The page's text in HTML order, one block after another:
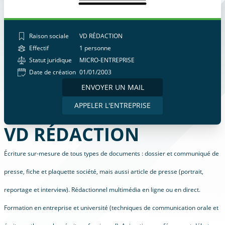
Raison sociale
VD RÉDACTION
Effectif
1 personne
Statut juridique
MICRO-ENTREPRISE
Date de création 01/01/2003
ENVOYER UN MAIL
APPELER L'ENTREPRISE
VD RÉDACTION
Écriture sur-mesure de tous types de documents : dossier et communiqué de
presse, fiche et plaquette société, mais aussi article de presse (portrait,
reportage et interview). Rédactionnel multimédia en ligne ou en direct.
Formation en entreprise et université (techniques de communication orale et